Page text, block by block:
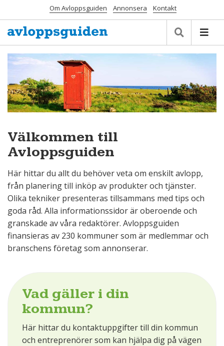
Om Avloppsguiden Annonsera Kontakt
Välkommen till
Avloppsguiden
Här hittar du allt du behöver veta om enskilt avlopp,
från planering till inköp av produkter och tjänster.
Olika tekniker presenteras tillsammans med tips och
goda råd. Alla informationssidor är oberoende och
granskade av våra redaktörer. Avloppsguiden
finansieras av 230 kommuner som är medlemmar och
branschens företag som annonserar.
Vad gäller i din
kommun?
Här hittar du kontaktuppgifter till din kommun
och entreprenörer som kan hjälpa dig på vägen